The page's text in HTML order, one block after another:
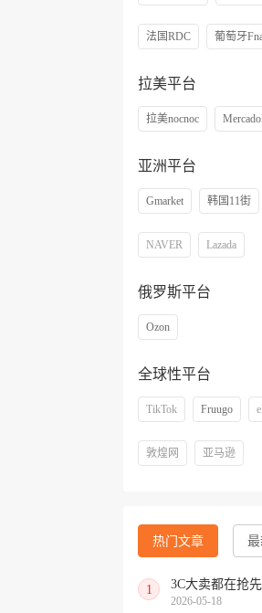
法国RDC 葡萄牙
拉美平台
拉美nocnoc
亚洲平台
Gmarket 韩国11街
NAVER Lazada
俄罗斯平台
Ozon
全球性平台
TikTok Fruugo
敦煌网 亚马逊
热门文章
1
2026-05-18